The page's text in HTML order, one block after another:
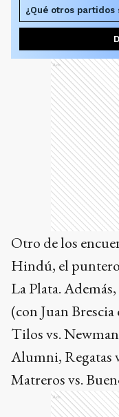
¿Qué otros partidos
Ads
Otro de los
Hindú, el
La Plata.
(con Juan
Tilos vs.
Alumni, Regatas
Matreros vs.
Ads